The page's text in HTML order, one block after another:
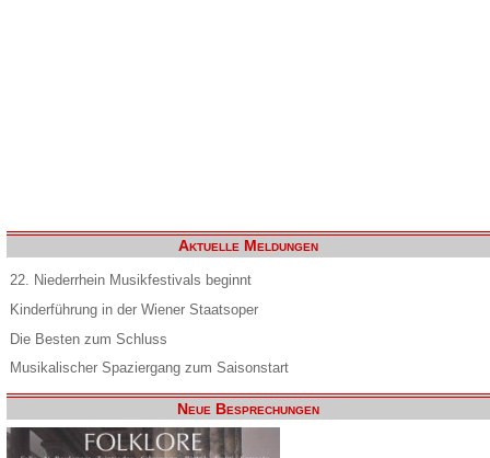
Aktuelle Meldungen
22. Niederrhein Musikfestivals beginnt
Kinderführung in der Wiener Staatsoper
Die Besten zum Schluss
Musikalischer Spaziergang zum Saisonstart
Neue Besprechungen